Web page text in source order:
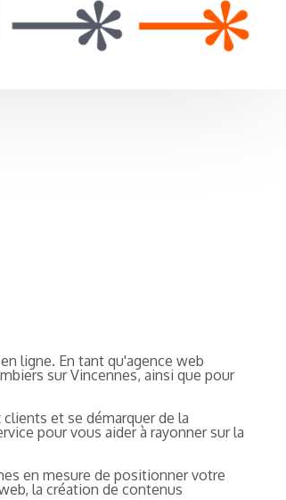
ligne. En tant qu'agence web
sur Vincennes, ainsi que pour
et se démarquer de la
pour vous aider à rayonner sur la
en mesure de positionner votre
la création de contenus